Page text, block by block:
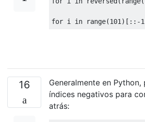
for i in range(101 )[::-1
16
Generalmente en Python,
índices negativos para
atrás: